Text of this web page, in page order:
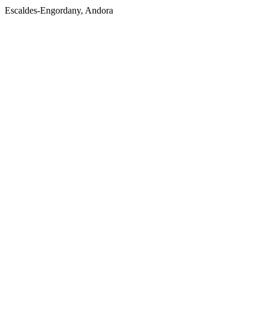
Escaldes-Engordany, Andora